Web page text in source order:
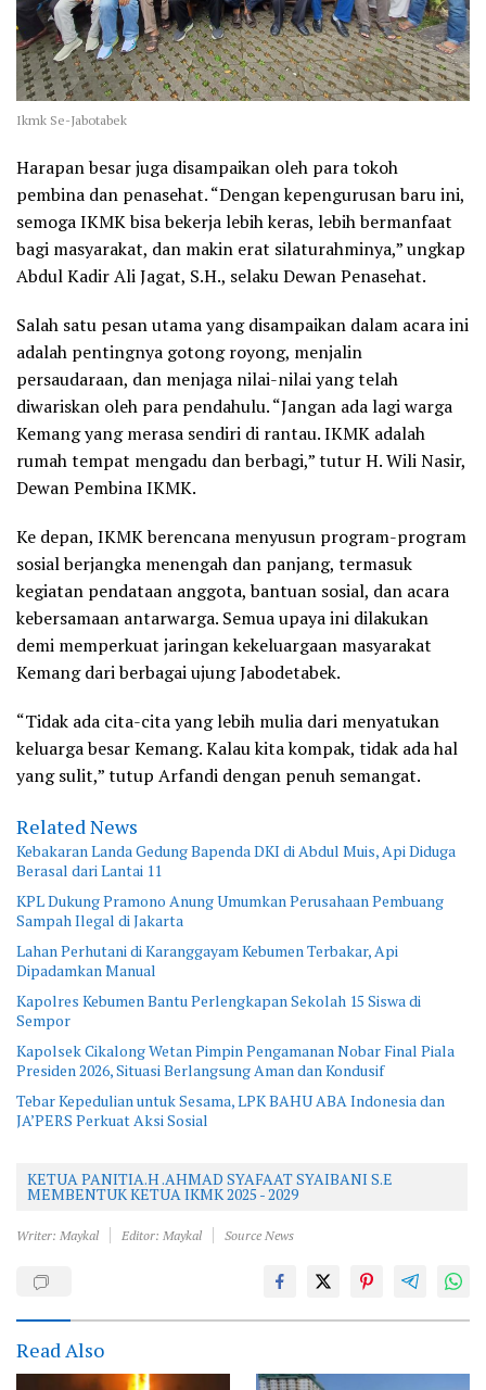
Ikmk Se-Jabotabek
Harapan besar juga disampaikan oleh para tokoh
pembina dan penasehat. “Dengan kepengurusan baru ini,
semoga IKMK bisa bekerja lebih keras, lebih bermanfaat
bagi masyarakat, dan makin erat silaturahminya,” ungkap
Abdul Kadir Ali Jagat, S.H., selaku Dewan Penasehat.
Salah satu pesan utama yang disampaikan dalam acara ini
adalah pentingnya gotong royong, menjalin
persaudaraan, dan menjaga nilai-nilai yang telah
diwariskan oleh para pendahulu. “Jangan ada lagi warga
Kemang yang merasa sendiri di rantau. IKMK adalah
rumah tempat mengadu dan berbagi,” tutur H. Wili Nasir,
Dewan Pembina IKMK.
Ke depan, IKMK berencana menyusun program-program
sosial berjangka menengah dan panjang, termasuk
kegiatan pendataan anggota, bantuan sosial, dan acara
kebersamaan antarwarga. Semua upaya ini dilakukan
demi memperkuat jaringan kekeluargaan masyarakat
Kemang dari berbagai ujung Jabodetabek.
“Tidak ada cita-cita yang lebih mulia dari menyatukan
keluarga besar Kemang. Kalau kita kompak, tidak ada hal
yang sulit,” tutup Arfandi dengan penuh semangat.
Related News
Kebakaran Landa Gedung Bapenda DKI di Abdul Muis, Api Diduga
Berasal dari Lantai 11
KPL Dukung Pramono Anung Umumkan Perusahaan Pembuang
Sampah Ilegal di Jakarta
Lahan Perhutani di Karanggayam Kebumen Terbakar, Api
Dipadamkan Manual
Kapolres Kebumen Bantu Perlengkapan Sekolah 15 Siswa di
Sempor
Kapolsek Cikalong Wetan Pimpin Pengamanan Nobar Final Piala
Presiden 2026, Situasi Berlangsung Aman dan Kondusif
Tebar Kepedulian untuk Sesama, LPK BAHU ABA Indonesia dan
JA’PERS Perkuat Aksi Sosial
KETUA PANITIA.H .AHMAD SYAFAAT SYAIBANI S.E
MEMBENTUK KETUA IKMK 2025 - 2029
Writer: Maykal Editor: Maykal Source News
Read Also